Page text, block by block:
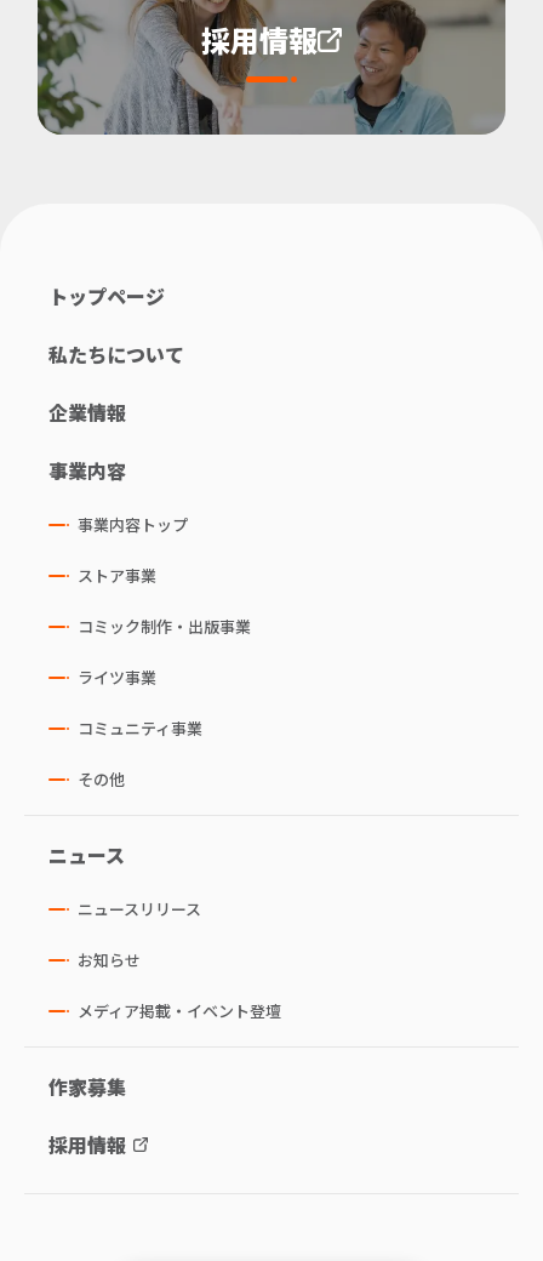
採用情報
トップページ
私たちについて
企業情報
事業内容
事業内容トップ
ストア事業
コミック制作・出版事業
ライツ事業
コミュニティ事業
その他
ニュース
ニュースリリース
お知らせ
メディア掲載・イベント登壇
作家募集
採用情報